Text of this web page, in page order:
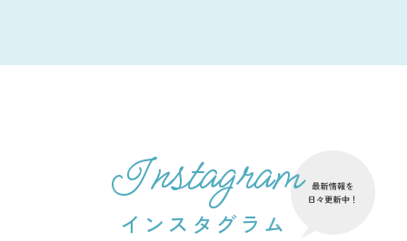
Instagram
インスタグラム